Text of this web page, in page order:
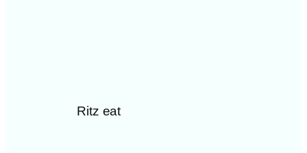
Ritz eat